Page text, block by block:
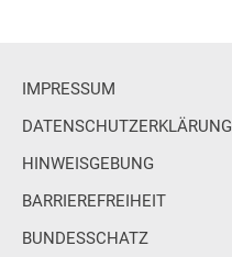
IMPRESSUM
DATENSCHUTZERKLÄRUNG
HINWEISGEBUNG
BARRIEREFREIHEIT
BUNDESSCHATZ